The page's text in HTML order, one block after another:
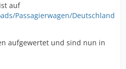
auf
Passagierwagen/Deutschland
aufgewertet und sind nun in